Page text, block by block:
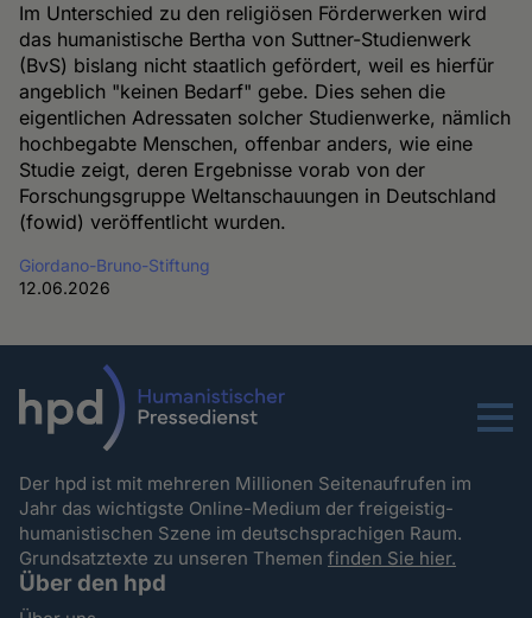
Im Unterschied zu den religiösen Förderwerken wird
das humanistische Bertha von Suttner-Studienwerk
(BvS) bislang nicht staatlich gefördert, weil es hierfür
angeblich "keinen Bedarf" gebe. Dies sehen die
eigentlichen Adressaten solcher Studienwerke, nämlich
hochbegabte Menschen, offenbar anders, wie eine
Studie zeigt, deren Ergebnisse vorab von der
Forschungsgruppe Weltanschauungen in Deutschland
(fowid) veröffentlicht wurden.
Giordano-Bruno-Stiftung
12.06.2026
Menu
Der hpd ist mit mehreren Millionen Seitenaufrufen im
Jahr das wichtigste Online-Medium der freigeistig-
humanistischen Szene im deutschsprachigen Raum.
Grundsatztexte zu unseren Themenfinden Sie hier.
Über den hpd